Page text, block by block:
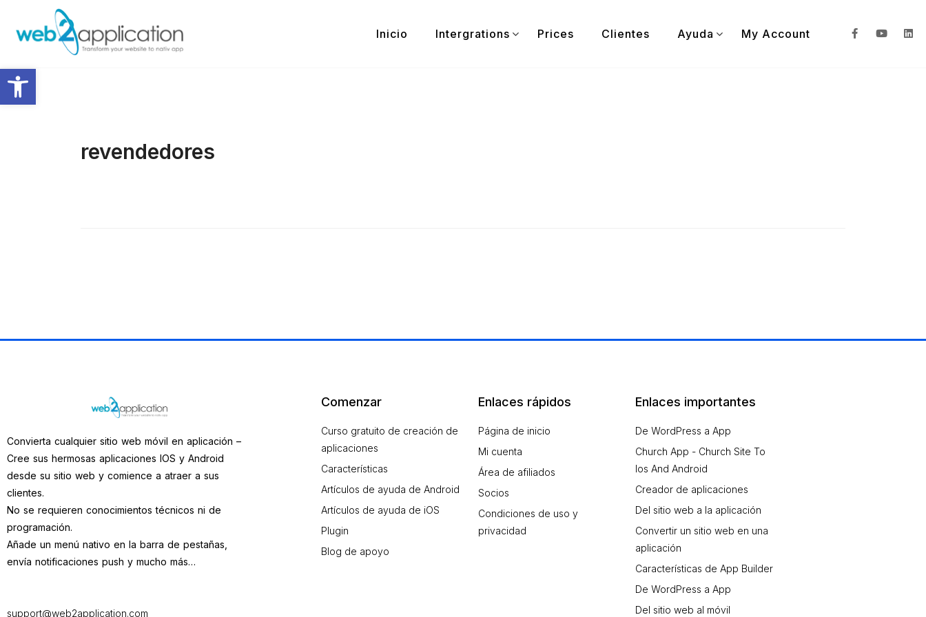
Inicio Intergrations Prices Clientes Ayuda My Account
revendedores
Convierta cualquier sitio web móvil en aplicación –
Cree sus hermosas aplicaciones IOS y Android
desde su sitio web y comience a atraer a sus
clientes.
No se requieren conocimientos técnicos ni de
programación.
Añade un menú nativo en la barra de pestañas,
envía notificaciones push y mucho más…
support@web2application.com
Comenzar
Curso gratuito de creación de
aplicaciones
Características
Artículos de ayuda de Android
Artículos de ayuda de iOS
Plugin
Blog de apoyo
Enlaces rápidos
Página de inicio
Mi cuenta
Área de afiliados
Socios
Condiciones de uso y
privacidad
Enlaces importantes
De WordPress a App
Church App - Church Site To
Ios And Android
Creador de aplicaciones
Del sitio web a la aplicación
Convertir un sitio web en una
aplicación
Características de App Builder
De WordPress a App
Del sitio web al móvil
Abrir barra de herramientas